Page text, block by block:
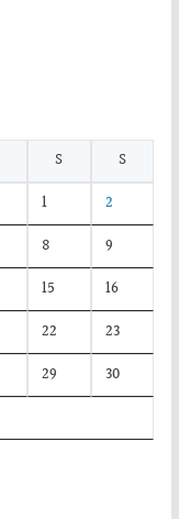
S
S
1
2
8
9
15
16
22
23
29
30